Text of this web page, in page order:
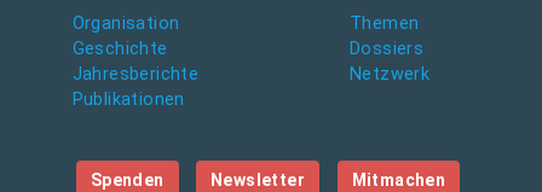
Organisation
Geschichte
Jahresberichte
Publikationen
Themen
Dossiers
Netzwerk
Spenden Newsletter Mitmachen